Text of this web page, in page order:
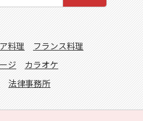
料理
フランス料理
ジ
カラオケ
法律事務所